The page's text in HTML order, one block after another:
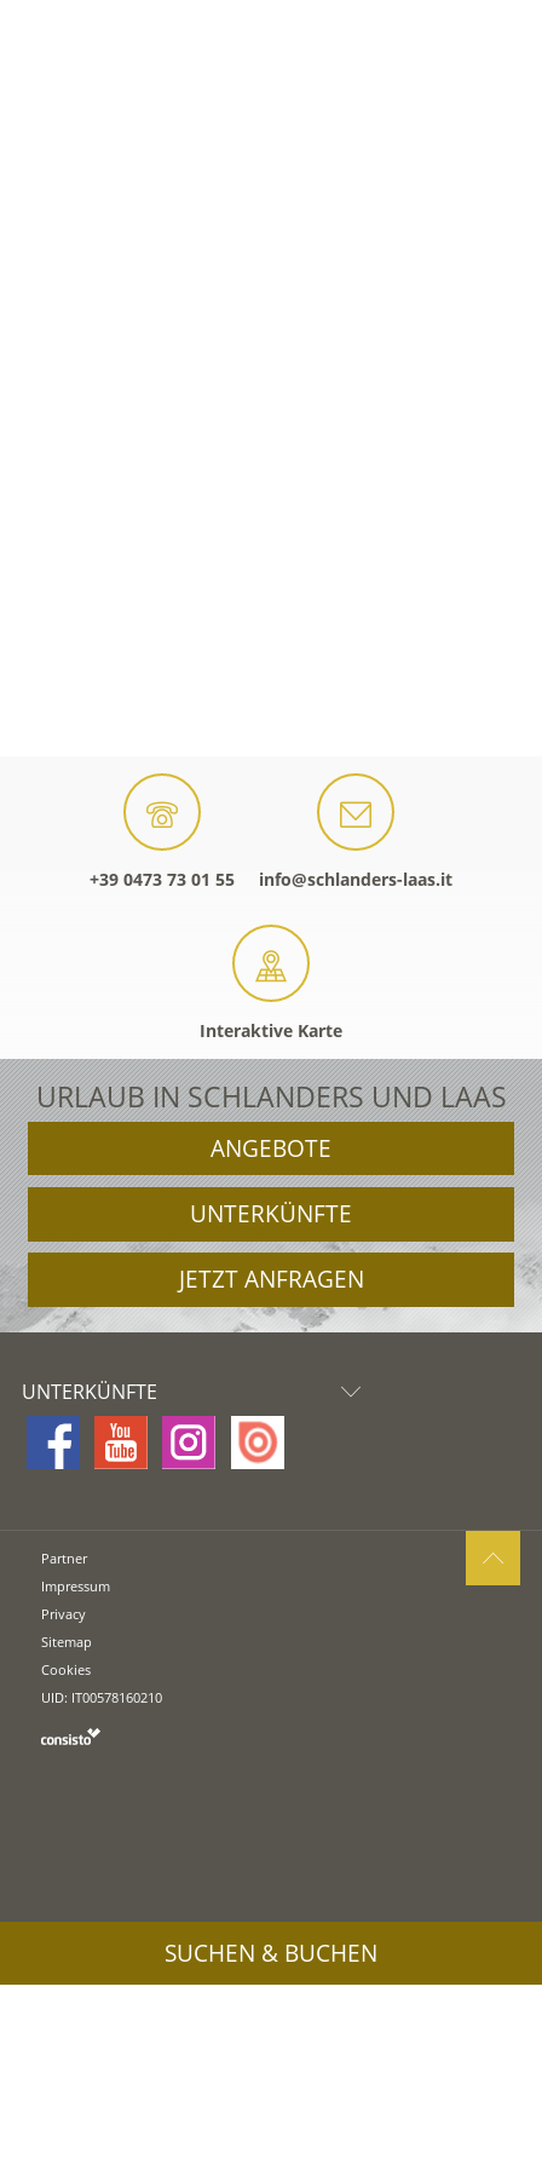
+39 0473 73 01 55 info@schlanders-laas.it
Interaktive Karte
URLAUB IN SCHLANDERS UND LAAS
ANGEBOTE
UNTERKÜNFTE
JETZT ANFRAGEN
UNTERKÜNFTE
Partner
Impressum
Privacy
Sitemap
Cookies
UID: IT00578160210
SUCHEN & BUCHEN